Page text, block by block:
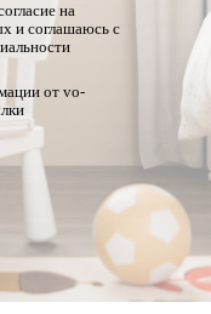
на
и соглашаюсь с
от vo-